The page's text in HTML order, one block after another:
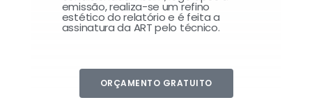
emissão, realiza-se um refino
estético do relatório e é feita a
assinatura da ART pelo técnico.
ORÇAMENTO GRATUITO